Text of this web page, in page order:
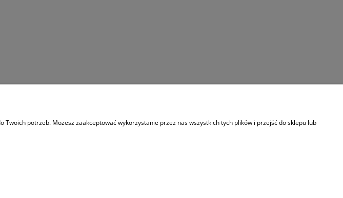
potrzeb. Możesz zaakceptować wykorzystanie przez nas wszystkich tych plików i przejść do sklepu lub